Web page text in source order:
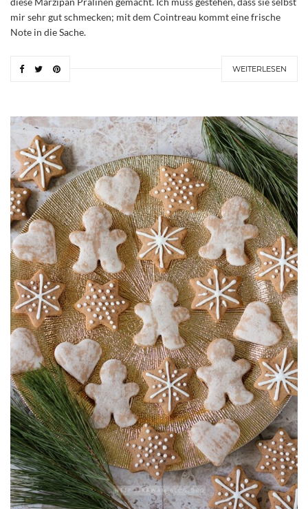
mir sehr gut schmecken; mit dem Cointreau kommt eine frische
Note in die Sache.
WEITERLESEN